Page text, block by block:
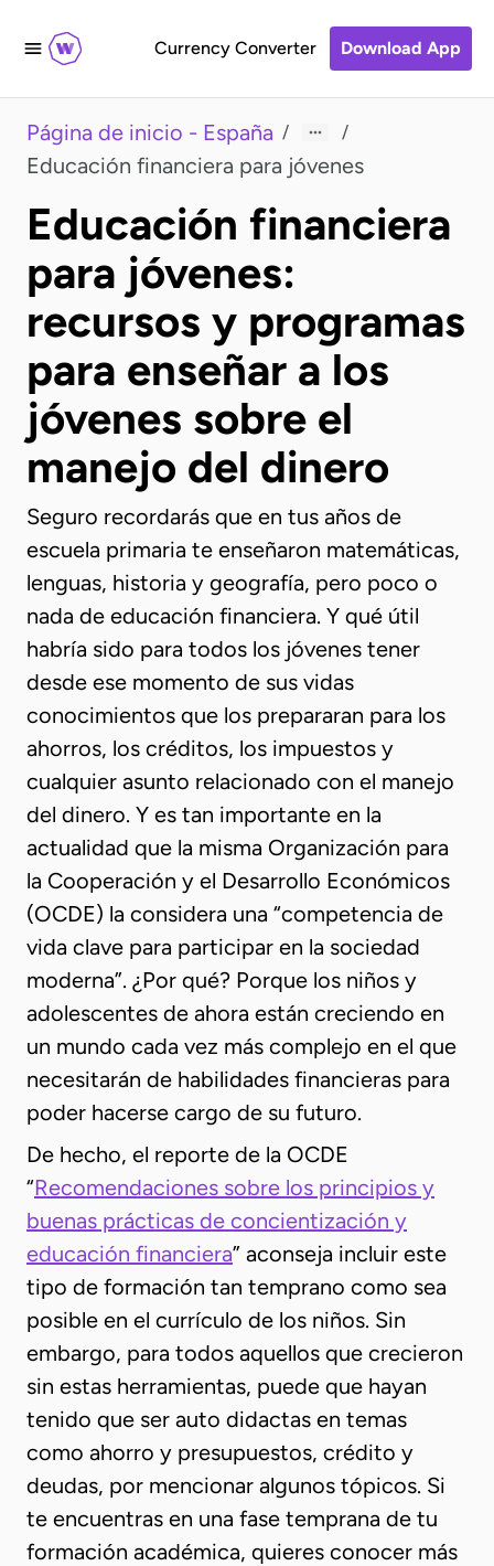
Currency Converter Download App
Página de inicio - España / /
Educación financiera para jóvenes
Educación financiera
para jóvenes:
recursos y programas
para enseñar a los
jóvenes sobre el
manejo del dinero
Seguro recordarás que en tus años de
escuela primaria te enseñaron matemáticas,
lenguas, historia y geografía, pero poco o
nada de educación financiera. Y qué útil
habría sido para todos los jóvenes tener
desde ese momento de sus vidas
conocimientos que los prepararan para los
ahorros, los créditos, los impuestos y
cualquier asunto relacionado con el manejo
del dinero. Y es tan importante en la
actualidad que la misma Organización para
la Cooperación y el Desarrollo Económicos
(OCDE) la considera una “competencia de
vida clave para participar en la sociedad
moderna”. ¿Por qué? Porque los niños y
adolescentes de ahora están creciendo en
un mundo cada vez más complejo en el que
necesitarán de habilidades financieras para
poder hacerse cargo de su futuro.
De hecho, el reporte de la OCDE
“Recomendaciones sobre los principios y
buenas prácticas de concientización y
educación financiera” aconseja incluir este
tipo de formación tan temprano como sea
posible en el currículo de los niños. Sin
embargo, para todos aquellos que crecieron
sin estas herramientas, puede que hayan
tenido que ser auto didactas en temas
como ahorro y presupuestos, crédito y
deudas, por mencionar algunos tópicos. Si
te encuentras en una fase temprana de tu
formación académica, quieres conocer más